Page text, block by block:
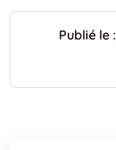
Publié le :